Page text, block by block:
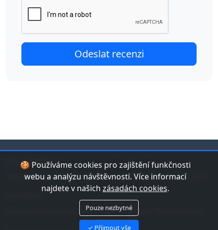
🍪 Používáme cookies pro zajištění funkčnosti
webu a analýzu návštěvnosti. Více informací
najdete v našich zásadách cookies.
Pouze nezbytné
✓ Přijmout vše
jduplavat.cz
Nejlepší databáze bazénů a koupališť v České republice.
Máte tip na bazén nebo chybu v datech? Napište nám!